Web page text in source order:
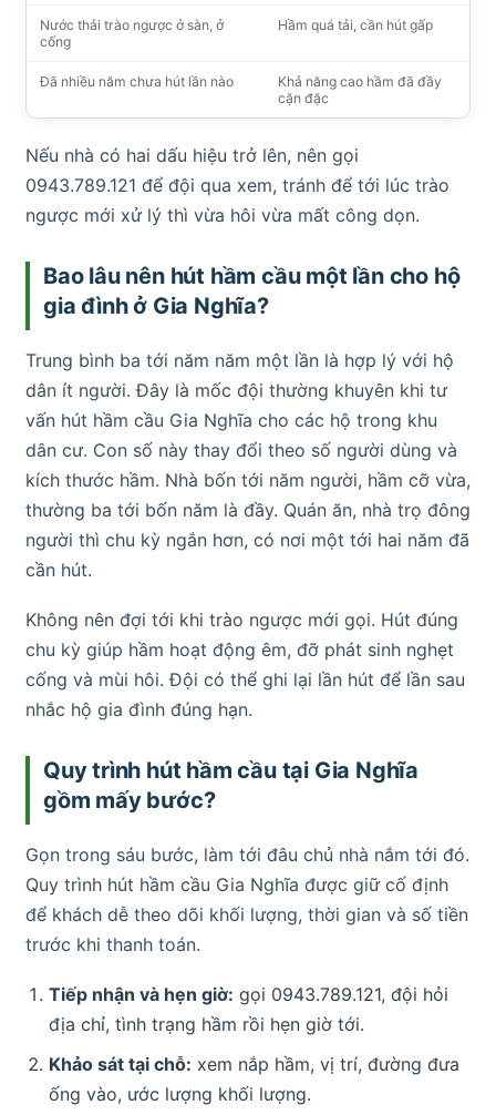
Nước thải trào ngược ở sàn, ở
cống
Hầm quá tải, cần hút gấp
Đã nhiều năm chưa hút lần nào
Khả năng cao hầm đã đầy
cặn đặc
Nếu nhà có hai dấu hiệu trở lên, nên gọi
0943.789.121 để đội qua xem, tránh để tới lúc trào
ngược mới xử lý thì vừa hôi vừa mất công dọn.
Bao lâu nên hút hầm cầu một lần cho hộ
gia đình ở Gia Nghĩa?
Trung bình ba tới năm năm một lần là hợp lý với hộ
dân ít người. Đây là mốc đội thường khuyên khi tư
vấn hút hầm cầu Gia Nghĩa cho các hộ trong khu
dân cư. Con số này thay đổi theo số người dùng và
kích thước hầm. Nhà bốn tới năm người, hầm cỡ vừa,
thường ba tới bốn năm là đầy. Quán ăn, nhà trọ đông
người thì chu kỳ ngắn hơn, có nơi một tới hai năm đã
cần hút.
Không nên đợi tới khi trào ngược mới gọi. Hút đúng
chu kỳ giúp hầm hoạt động êm, đỡ phát sinh nghẹt
cống và mùi hôi. Đội có thể ghi lại lần hút để lần sau
nhắc hộ gia đình đúng hạn.
Quy trình hút hầm cầu tại Gia Nghĩa
gồm mấy bước?
Gọn trong sáu bước, làm tới đâu chủ nhà nắm tới đó.
Quy trình hút hầm cầu Gia Nghĩa được giữ cố định
để khách dễ theo dõi khối lượng, thời gian và số tiền
trước khi thanh toán.
Tiếp nhận và hẹn giờ: gọi 0943.789.121, đội hỏi
địa chỉ, tình trạng hầm rồi hẹn giờ tới.
Khảo sát tại chỗ: xem nắp hầm, vị trí, đường đưa
ống vào, ước lượng khối lượng.